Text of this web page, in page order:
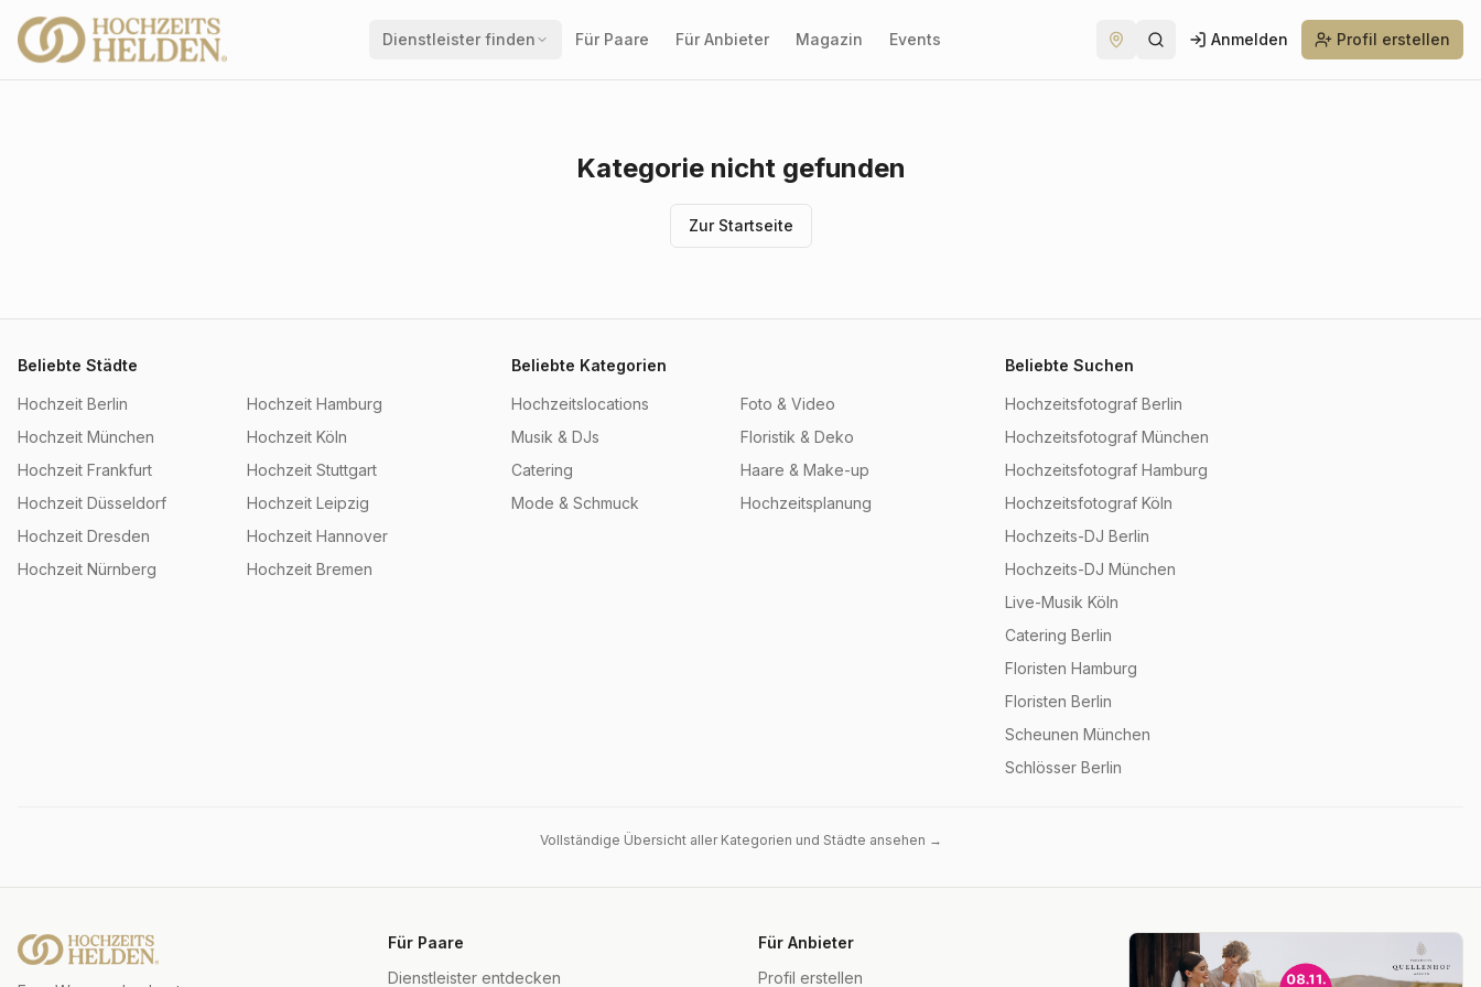
Dienstleister finden Für Paare Für Anbieter Magazin Events Anmelden Profil erstellen
Kategorie nicht gefunden
Zur Startseite
Beliebte Städte
Hochzeit Berlin Hochzeit Hamburg
Hochzeit München Hochzeit Köln
Hochzeit Frankfurt Hochzeit Stuttgart
Hochzeit Düsseldorf Hochzeit Leipzig
Hochzeit Dresden Hochzeit Hannover
Hochzeit Nürnberg Hochzeit Bremen
Beliebte Kategorien
Hochzeitslocations
Foto & Video
Musik & DJs
Floristik & Deko
Catering
Haare & Make-up
Mode & Schmuck
Hochzeitsplanung
Beliebte Suchen
Hochzeitsfotograf Berlin
Hochzeitsfotograf München
Hochzeitsfotograf Hamburg
Hochzeitsfotograf Köln
Hochzeits-DJ Berlin
Hochzeits-DJ München
Live-Musik Köln
Catering Berlin
Floristen Hamburg
Floristen Berlin
Scheunen München
Schlösser Berlin
Vollständige Übersicht aller Kategorien und Städte ansehen →
Für Paare
Dienstleister entdecken
Für Anbieter
Profil erstellen